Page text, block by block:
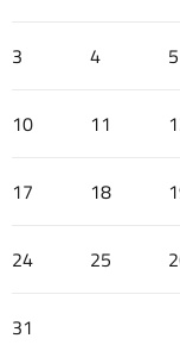
3 4 5
10 11
17 18
24 25
31